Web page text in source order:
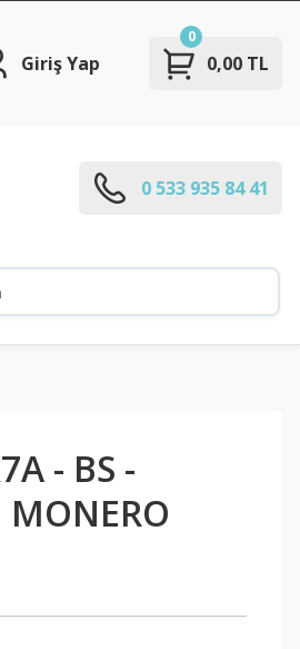
Giriş Yap 0,00 TL
0
0 533 935 84 41
- BS -